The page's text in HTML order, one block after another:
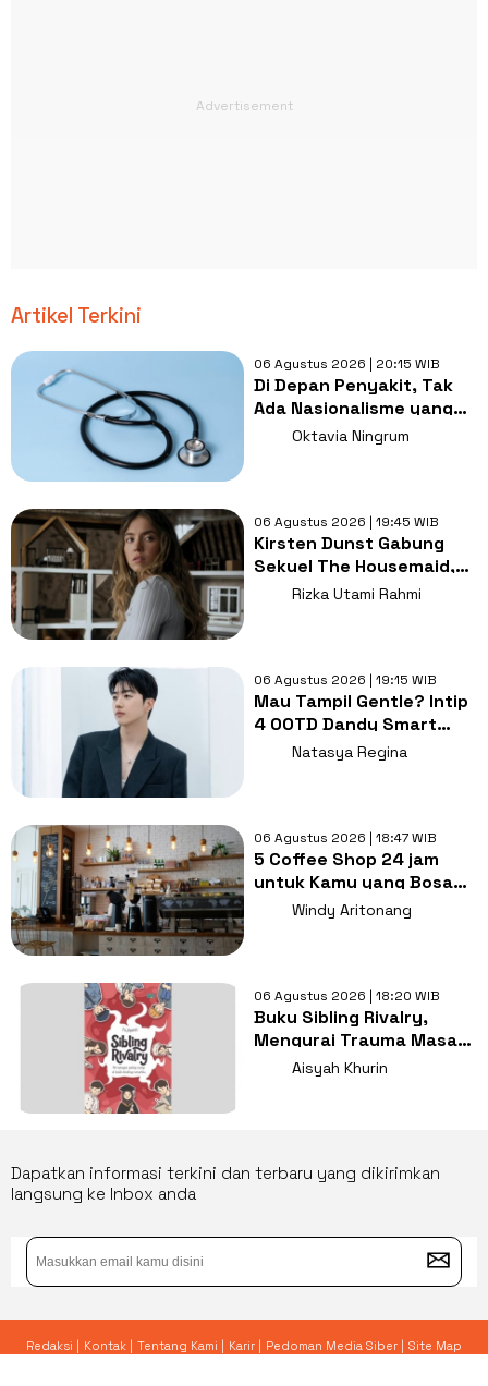
Artikel Terkini
06 Agustus 2026 | 20:15 WIB
Di Depan Penyakit, Tak
Ada Nasionalisme yang
Lebih Penting dari
Oktavia Ningrum
06 Agustus 2026 | 19:45 WIB
Kirsten Dunst Gabung
Sekuel The Housemaid,
Intip Sinopsis dan Jadwal
Rizka Utami Rahmi
06 Agustus 2026 | 19:15 WIB
Mau Tampil Gentle? Intip
4 OOTD Dandy Smart
Casual ala Kang Hoon
Natasya Regina
06 Agustus 2026 | 18:47 WIB
5 Coffee Shop 24 jam
untuk Kamu yang Bosan
Nugas di Kos
Windy Aritonang
06 Agustus 2026 | 18:20 WIB
Buku Sibling Rivalry,
Mengurai Trauma Masa
Kecil dan Persaingan
Aisyah Khurin
Dapatkan informasi terkini dan terbaru yang dikirimkan
langsung ke Inbox anda
Redaksi | Kontak | Tentang Kami | Karir | Pedoman Media Siber | Site Map